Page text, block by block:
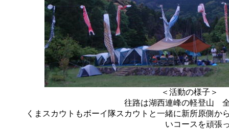
＜活動の様子
往路は湖西連峰の軽登山
くまスカウトもボーイ隊スカウトと一緒に新所原側か
いコースを頑張